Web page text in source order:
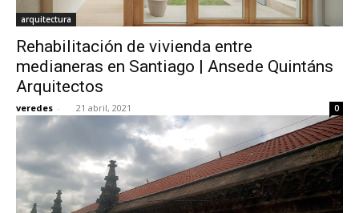
arquitectura
Rehabilitación de vivienda entre
medianeras en Santiago | Ansede Quintáns
Arquitectos
veredes - 21 abril, 2021 0